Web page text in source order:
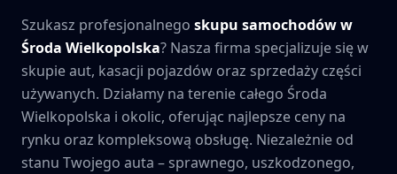
Szukasz profesjonalnego skupu samochodów w
Środa Wielkopolska? Nasza firma specjalizuje się w
skupie aut, kasacji pojazdów oraz sprzedaży części
używanych. Działamy na terenie całego Środa
Wielkopolska i okolic, oferując najlepsze ceny na
rynku oraz kompleksową obsługę. Niezależnie od
stanu Twojego auta – sprawnego, uszkodzonego,